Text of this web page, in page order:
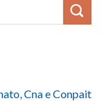
Cna e Conpait